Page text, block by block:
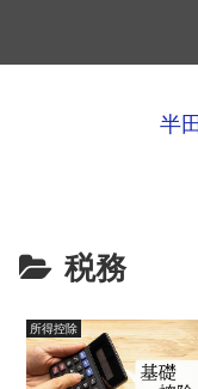
半
税務
所得控除